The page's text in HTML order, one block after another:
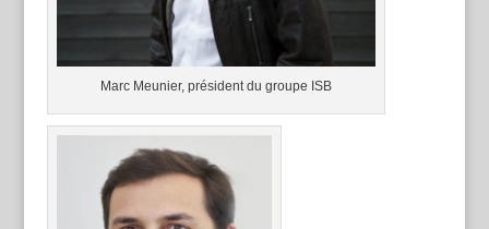
Marc Meunier, président du groupe ISB